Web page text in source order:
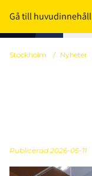
Gå till huvudinnehåll
Stockholm / Nyheter
Publicerad 2026-05-11